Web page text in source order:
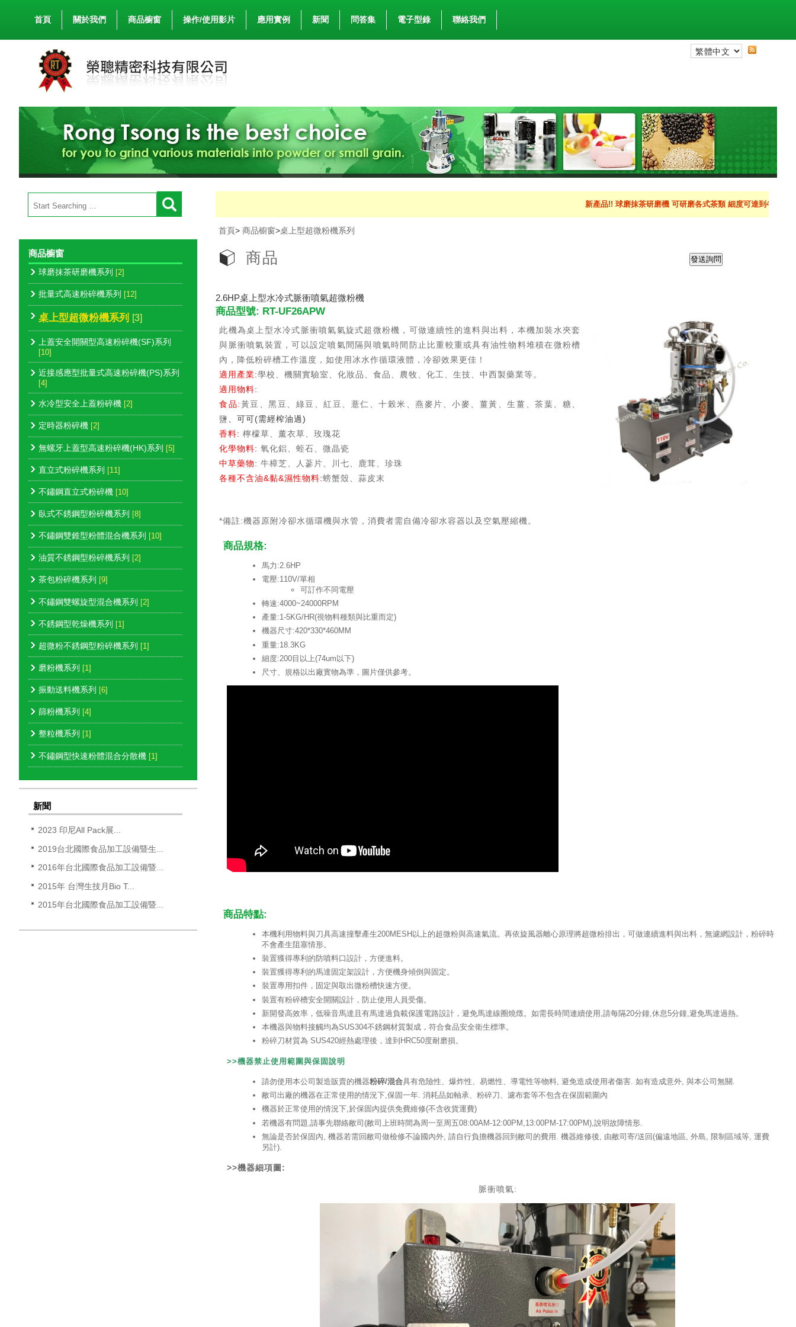
首頁 關於我們 商品櫥窗 操作/使用影片 應用實例 新聞 問答集 電子型錄 聯絡我們
商品櫥窗
球磨抹茶研磨機系列 [2]
批量式高速粉碎機系列 [12]
桌上型超微粉機系列 [3]
上蓋安全開關型高速粉碎機(SF)系列
[10]
近接感應型批量式高速粉碎機(PS)系列
[4]
水冷型安全上蓋粉碎機 [2]
定時器粉碎機 [2]
無螺牙上蓋型高速粉碎機(HK)系列 [5]
直立式粉碎機系列 [11]
不鏽鋼直立式粉碎機 [10]
臥式不銹鋼型粉碎機系列 [8]
不鏽鋼雙錐型粉體混合機系列 [10]
油質不銹鋼型粉碎機系列 [2]
茶包粉碎機系列 [9]
不鏽鋼雙螺旋型混合機系列 [2]
不銹鋼型乾燥機系列 [1]
超微粉不銹鋼型粉碎機系列 [1]
磨粉機系列 [1]
振動送料機系列 [6]
篩粉機系列 [4]
整粒機系列 [1]
不鏽鋼型快速粉體混合分散機 [1]
新聞
2023 印尼All Pack展...
2019台北國際食品加工設備暨生...
2016年台北國際食品加工設備暨...
2015年 台灣生技月Bio T...
2015年台北國際食品加工設備暨...
新產品!! 球磨抹茶研磨機 可研磨各式茶類 細度可達到400目以上
首頁> 商品櫥窗>桌上型超微粉機系列
商品
2.6HP桌上型水冷式脈衝噴氣超微粉機
商品型號: RT-UF26APW
此機為桌上型水冷式脈衝噴氣氣旋式超微粉機，可做連續性的進料與出料，本機加裝水夾套
與脈衝噴氣裝置，可以設定噴氣間隔與噴氣時間防止比重較重或具有油性物料堆積在微粉槽
內，降低粉碎槽工作溫度，如使用冰水作循環液體，冷卻效果更佳！
適用產業:學校、機關實驗室、化妝品、食品、農牧、化工、生技、中西製藥業等。
適用物料:
食品: 黃豆、黑豆、綠豆、紅豆、薏仁、十榖米、燕麥片、小麥、薑黃、生薑、茶葉、糖、
鹽 、可可(需經榨油過)
香料: 檸檬草、薰衣草、玫瑰花
化學物料: 氧化鋁、蛭石、微晶瓷
中草藥物: 牛樟芝、人蔘片、川七、鹿茸、珍珠
各種不含油&黏&濕性物料:螃蟹殼、蒜皮末
*備註:機器原附冷卻水循環機與水管，消費者需自備冷卻水容器以及空氣壓縮機。
商品規格:
馬力:2.6HP
電壓:110V/單相
可訂作不同電壓
轉速:4000~24000RPM
產量:1-5KG/HR(視物料種類與比重而定)
機器尺寸:420*330*460MM
重量:18.3KG
細度:200目以上(74um以下)
尺寸、規格以出廠實物為準，圖片僅供參考。
商品特點:
本機利用物料與刀具高速撞擊產生200MESH以上的超微粉與高速氣流。再依旋風器離心原理將超微粉排出，可做連續進料與出料，無濾網設計，粉碎時
不會產生阻塞情形。
裝置獲得專利的防噴料口設計，方便進料。
裝置獲得專利的馬達固定架設計，方便機身傾倒與固定。
裝置專用扣件，固定與取出微粉槽快速方便。
裝置有粉碎槽安全開關設計，防止使用人員受傷。
新開發高效率，低噪音馬達且有馬達過負載保護電路設計，避免馬達線圈燒燬。如需長時間連續使用,請每隔20分鐘,休息5分鐘,避免馬達過熱。
本機器與物料接觸均為SUS304不銹鋼材質製成，符合食品安全衛生標準。
粉碎刀材質為 SUS420經熱處理後，達到HRC50度耐磨損。
>>機器禁止使用範圍與保固說明
請勿使用本公司製造販賣的機器粉碎/混合具有危險性、爆炸性、易燃性、導電性等物料, 避免造成使用者傷害. 如有造成意外, 與本公司無關.
敝司出廠的機器在正常使用的情況下,保固一年. 消耗品如軸承、粉碎刀、濾布套等不包含在保固範圍內
機器於正常使用的情況下,於保固內提供免費維修(不含收貨運費)
若機器有問題,請事先聯絡敝司(敝司上班時間為周一至周五08:00AM-12:00PM,13:00PM-17:00PM),說明故障情形.
無論是否於保固內, 機器若需回敝司做檢修不論國內外, 請自行負擔機器回到敝司的費用. 機器維修後, 由敝司寄/送回(偏遠地區, 外島, 限制區域等, 運費
另計).
>>機器細項圖:
脈衝噴氣: